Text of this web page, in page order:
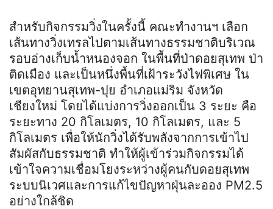
สำหรับกิจกรรมวิ่งในครั้งนี้ คณะทำงานฯ เลือก
เส้นทางวิ่งเทรลไปตามเส้นทางธรรมชาติบริเวณ
รอบอ่างเก็บน้ำหนองจอก ในพื้นที่ป่าดอยสุเทพ ป่า
ติดเมือง และเป็นหนึ่งพื้นที่เฝ้าระวังไฟพิเศษ ใน
เขตอุทยานสุเทพ-ปุย อำเภอแม่ริม จังหวัด
เชียงใหม่ โดยได้แบ่งการวิ่งออกเป็น 3 ระยะ คือ
ระยะทาง 20 กิโลเมตร, 10 กิโลเมตร, และ 5
กิโลเมตร เพื่อให้นักวิ่งได้รับพลังจากการเข้าไป
สัมผัสกับธรรมชาติ ทำให้ผู้เข้าร่วมกิจกรรมได้
เข้าใจความเชื่อมโยงระหว่างผู้คนกับดอยสุเทพ
ระบบนิเวศและการแก้ไขปัญหาฝุ่นละออง PM2.5
อย่างใกล้ชิด